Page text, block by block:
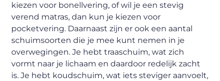
kiezen voor bonellvering, of wil je een stevig
verend matras, dan kun je kiezen voor
pocketvering. Daarnaast zijn er ook een aantal
schuimsoorten die je mee kunt nemen in je
overwegingen. Je hebt traaschuim, wat zich
vormt naar je lichaam en daardoor redelijk zacht
is. Je hebt koudschuim, wat iets steviger aanvoelt,